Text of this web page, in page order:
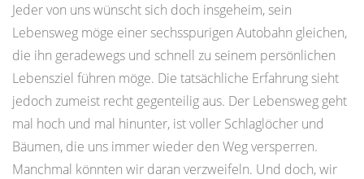
Jeder von uns wünscht sich doch insgeheim, sein
Lebensweg möge einer sechsspurigen Autobahn gleichen,
die ihn geradewegs und schnell zu seinem persönlichen
Lebensziel führen möge. Die tatsächliche Erfahrung sieht
jedoch zumeist recht gegenteilig aus. Der Lebensweg geht
mal hoch und mal hinunter, ist voller Schlaglöcher und
Bäumen, die uns immer wieder den Weg versperren.
Manchmal könnten wir daran verzweifeln. Und doch, wir